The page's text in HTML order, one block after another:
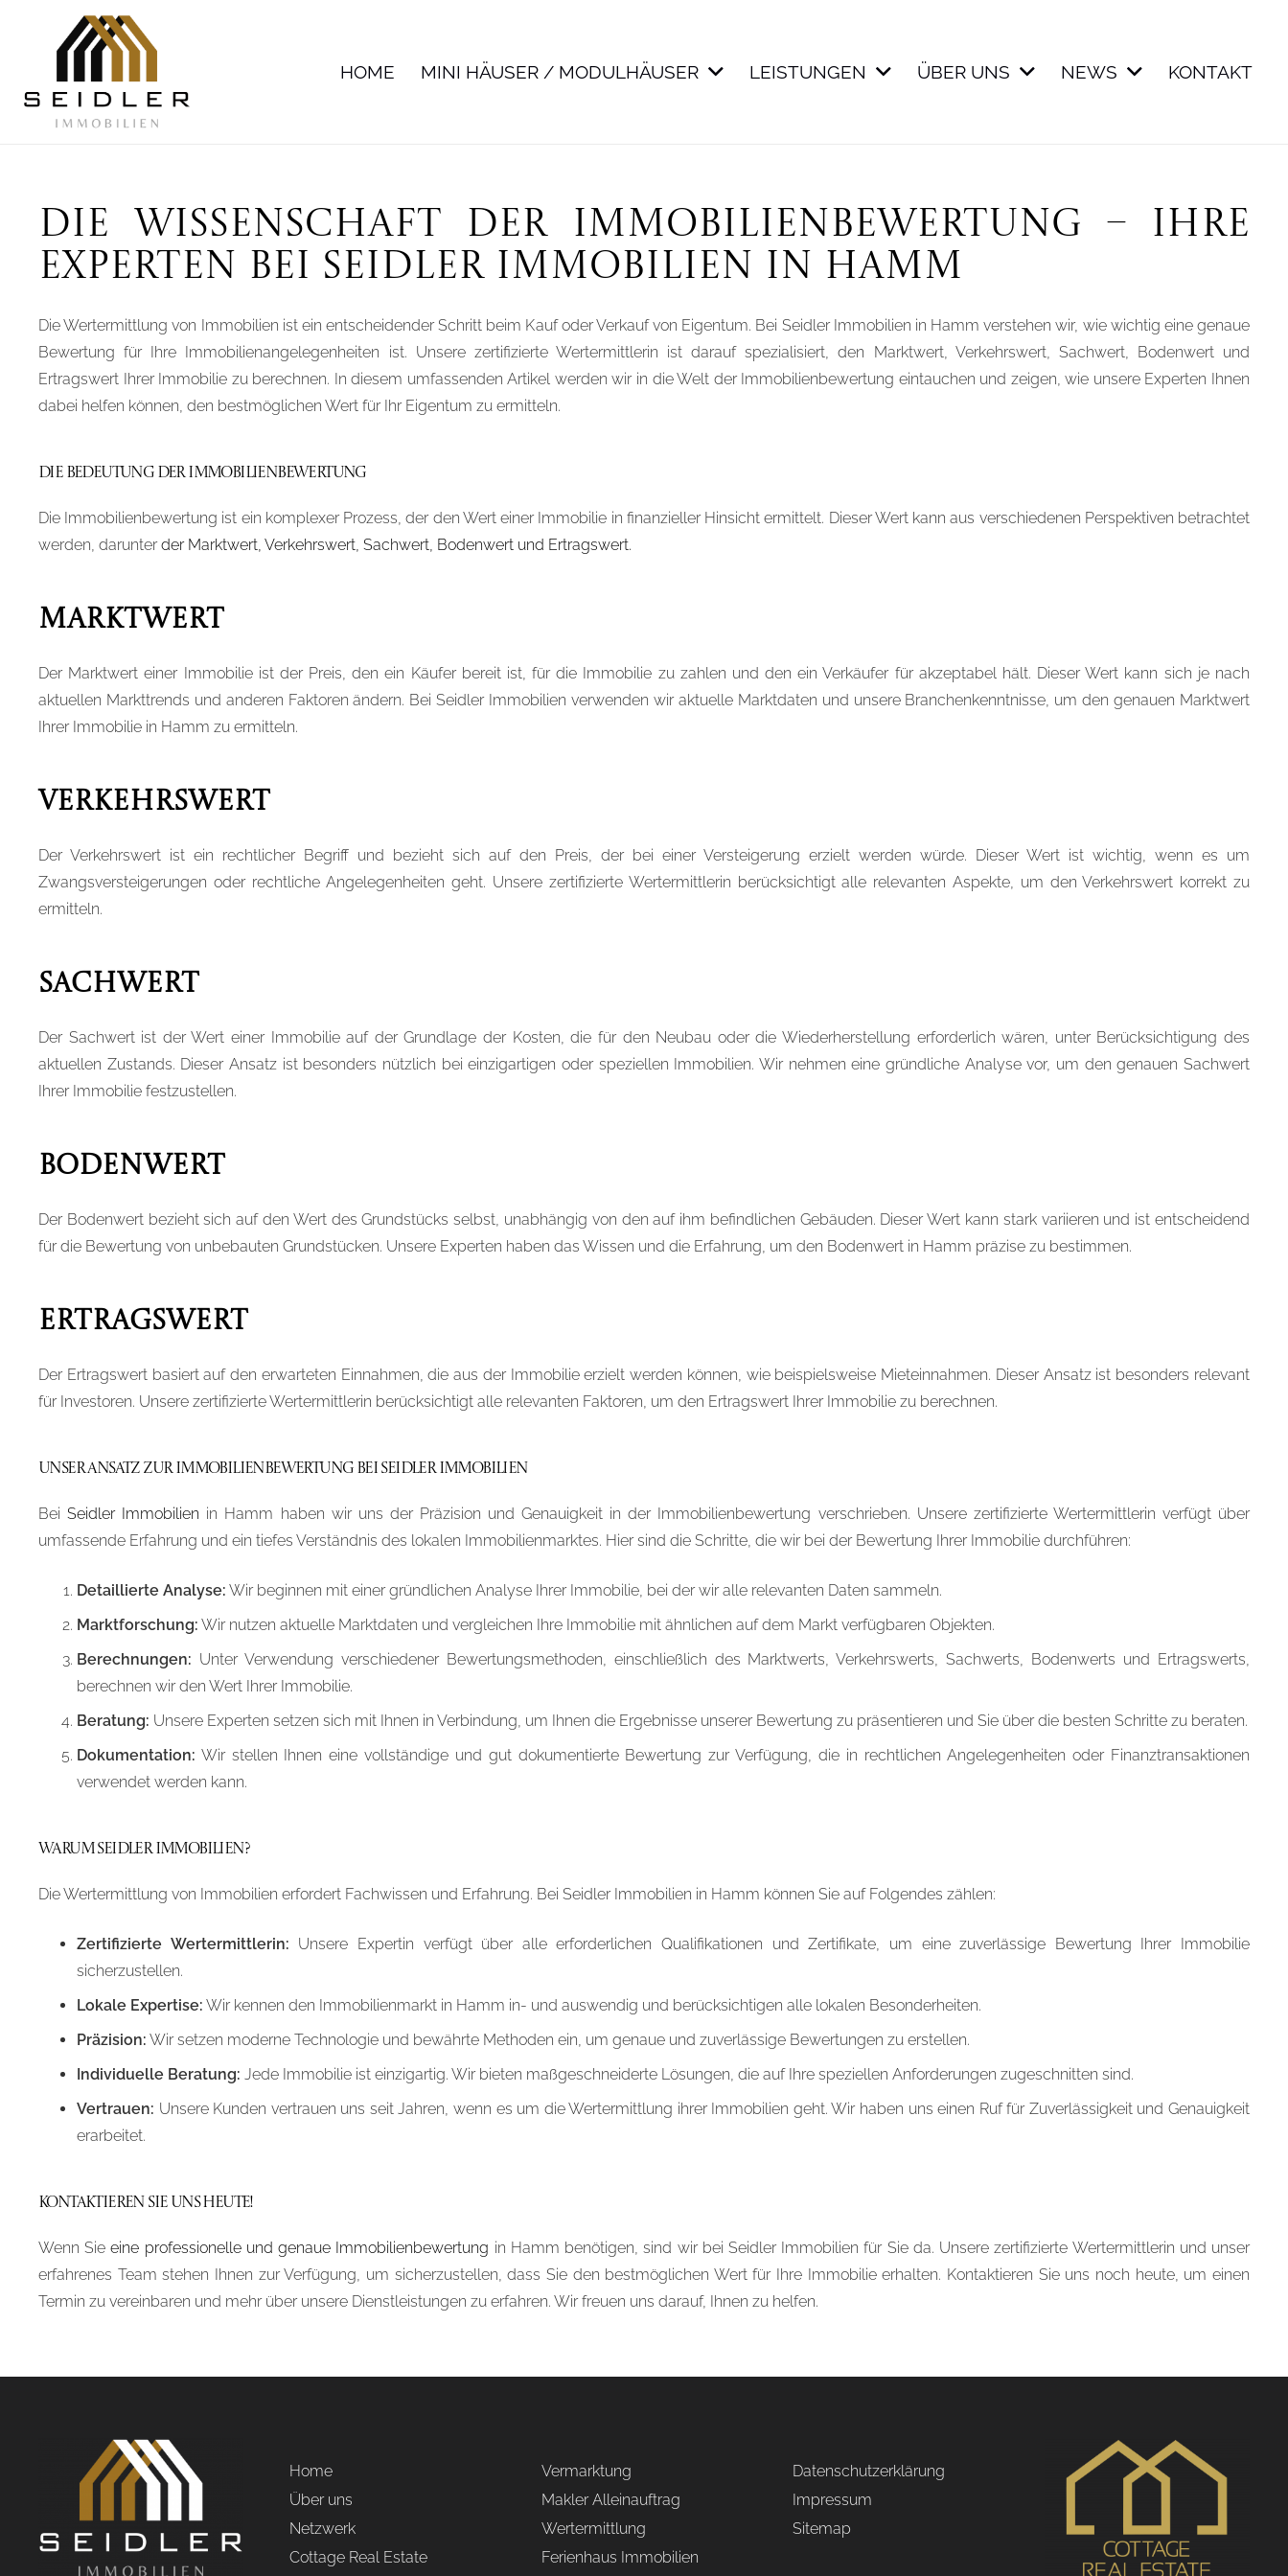
HOME MINI HÄUSER / MODULHÄUSER LEISTUNGEN ÜBER UNS NEWS KONTAKT
Die Wissenschaft der Immobilienbewertung – Ihre
Experten bei Seidler Immobilien in Hamm
Die Wertermittlung von Immobilien ist ein entscheidender Schritt beim Kauf oder Verkauf von Eigentum. Bei Seidler Immobilien in Hamm verstehen wir, wie wichtig eine genaue
Bewertung für Ihre Immobilienangelegenheiten ist. Unsere zertifizierte Wertermittlerin ist darauf spezialisiert, den Marktwert, Verkehrswert, Sachwert, Bodenwert und
Ertragswert Ihrer Immobilie zu berechnen. In diesem umfassenden Artikel werden wir in die Welt der Immobilienbewertung eintauchen und zeigen, wie unsere Experten Ihnen
dabei helfen können, den bestmöglichen Wert für Ihr Eigentum zu ermitteln.
Die Bedeutung der Immobilienbewertung
Die Immobilienbewertung ist ein komplexer Prozess, der den Wert einer Immobilie in finanzieller Hinsicht ermittelt. Dieser Wert kann aus verschiedenen Perspektiven betrachtet
werden, darunterder Marktwert, Verkehrswert, Sachwert, Bodenwert und Ertragswert.
Marktwert
Der Marktwert einer Immobilie ist der Preis, den ein Käufer bereit ist, für die Immobilie zu zahlen und den ein Verkäufer für akzeptabel hält. Dieser Wert kann sich je nach
aktuellen Markttrends und anderen Faktoren ändern. Bei Seidler Immobilien verwenden wir aktuelle Marktdaten und unsere Branchenkenntnisse, um den genauen Marktwert
Ihrer Immobilie in Hamm zu ermitteln.
Verkehrswert
Der Verkehrswert ist ein rechtlicher Begriff und bezieht sich auf den Preis, der bei einer Versteigerung erzielt werden würde. Dieser Wert ist wichtig, wenn es um
Zwangsversteigerungen oder rechtliche Angelegenheiten geht. Unsere zertifizierte Wertermittlerin berücksichtigt alle relevanten Aspekte, um den Verkehrswert korrekt zu
ermitteln.
Sachwert
Der Sachwert ist der Wert einer Immobilie auf der Grundlage der Kosten, die für den Neubau oder die Wiederherstellung erforderlich wären, unter Berücksichtigung des
aktuellen Zustands. Dieser Ansatz ist besonders nützlich bei einzigartigen oder speziellen Immobilien. Wir nehmen eine gründliche Analyse vor, um den genauen Sachwert
Ihrer Immobilie festzustellen.
Bodenwert
Der Bodenwert bezieht sich auf den Wert des Grundstücks selbst, unabhängig von den auf ihm befindlichen Gebäuden. Dieser Wert kann stark variieren und ist entscheidend
für die Bewertung von unbebauten Grundstücken. Unsere Experten haben das Wissen und die Erfahrung, um den Bodenwert in Hamm präzise zu bestimmen.
Ertragswert
Der Ertragswert basiert auf den erwarteten Einnahmen, die aus der Immobilie erzielt werden können, wie beispielsweise Mieteinnahmen. Dieser Ansatz ist besonders relevant
für Investoren. Unsere zertifizierte Wertermittlerin berücksichtigt alle relevanten Faktoren, um den Ertragswert Ihrer Immobilie zu berechnen.
Unser Ansatz zur Immobilienbewertung bei Seidler Immobilien
BeiSeidler Immobilien in Hamm haben wir uns der Präzision und Genauigkeit in der Immobilienbewertung verschrieben. Unsere zertifizierte Wertermittlerin verfügt über
umfassende Erfahrung und ein tiefes Verständnis des lokalen Immobilienmarktes. Hier sind die Schritte, die wir bei der Bewertung Ihrer Immobilie durchführen:
Detaillierte Analyse: Wir beginnen mit einer gründlichen Analyse Ihrer Immobilie, bei der wir alle relevanten Daten sammeln.
Marktforschung: Wir nutzen aktuelle Marktdaten und vergleichen Ihre Immobilie mit ähnlichen auf dem Markt verfügbaren Objekten.
Berechnungen: Unter Verwendung verschiedener Bewertungsmethoden, einschließlich des Marktwerts, Verkehrswerts, Sachwerts, Bodenwerts und Ertragswerts,
berechnen wir den Wert Ihrer Immobilie.
Beratung: Unsere Experten setzen sich mit Ihnen in Verbindung, um Ihnen die Ergebnisse unserer Bewertung zu präsentieren und Sie über die besten Schritte zu beraten.
Dokumentation: Wir stellen Ihnen eine vollständige und gut dokumentierte Bewertung zur Verfügung, die in rechtlichen Angelegenheiten oder Finanztransaktionen
verwendet werden kann.
Warum Seidler Immobilien?
Die Wertermittlung von Immobilien erfordert Fachwissen und Erfahrung. Bei Seidler Immobilien in Hamm können Sie auf Folgendes zählen:
Zertifizierte Wertermittlerin: Unsere Expertin verfügt über alle erforderlichen Qualifikationen und Zertifikate, um eine zuverlässige Bewertung Ihrer Immobilie
sicherzustellen.
Lokale Expertise: Wir kennen den Immobilienmarkt in Hamm in- und auswendig und berücksichtigen alle lokalen Besonderheiten.
Präzision: Wir setzen moderne Technologie und bewährte Methoden ein, um genaue und zuverlässige Bewertungen zu erstellen.
Individuelle Beratung: Jede Immobilie ist einzigartig. Wir bieten maßgeschneiderte Lösungen, die auf Ihre speziellen Anforderungen zugeschnitten sind.
Vertrauen: Unsere Kunden vertrauen uns seit Jahren, wenn es um die Wertermittlung ihrer Immobilien geht. Wir haben uns einen Ruf für Zuverlässigkeit und Genauigkeit
erarbeitet.
Kontaktieren Sie uns heute!
Wenn Sieeine professionelle und genaue Immobilienbewertung in Hamm benötigen, sind wir bei Seidler Immobilien für Sie da. Unsere zertifizierte Wertermittlerin und unser
erfahrenes Team stehen Ihnen zur Verfügung, um sicherzustellen, dass Sie den bestmöglichen Wert für Ihre Immobilie erhalten. Kontaktieren Sie uns noch heute, um einen
Termin zu vereinbaren und mehr über unsere Dienstleistungen zu erfahren. Wir freuen uns darauf, Ihnen zu helfen.
Home
Über uns
Netzwerk
Cottage Real Estate
Vermarktung
Makler Alleinauftrag
Wertermittlung
Ferienhaus Immobilien
Datenschutzerklärung
Impressum
Sitemap